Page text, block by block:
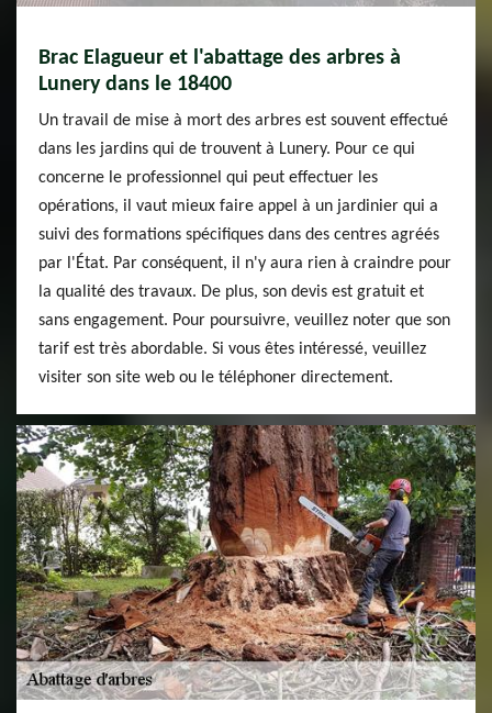
Brac Elagueur et l'abattage des arbres à
Lunery dans le 18400
Un travail de mise à mort des arbres est souvent effectué
dans les jardins qui de trouvent à Lunery. Pour ce qui
concerne le professionnel qui peut effectuer les
opérations, il vaut mieux faire appel à un jardinier qui a
suivi des formations spécifiques dans des centres agréés
par l'État. Par conséquent, il n'y aura rien à craindre pour
la qualité des travaux. De plus, son devis est gratuit et
sans engagement. Pour poursuivre, veuillez noter que son
tarif est très abordable. Si vous êtes intéressé, veuillez
visiter son site web ou le téléphoner directement.